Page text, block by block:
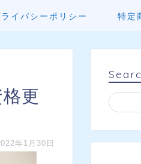
イバシーポリシー 特定
更
年1月30日